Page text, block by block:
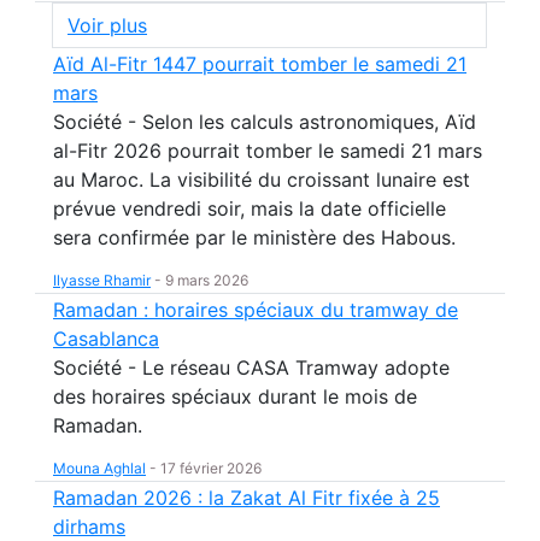
Voir plus
Aïd Al-Fitr 1447 pourrait tomber le samedi 21
mars
Société - Selon les calculs astronomiques, Aïd
al-Fitr 2026 pourrait tomber le samedi 21 mars
au Maroc. La visibilité du croissant lunaire est
prévue vendredi soir, mais la date officielle
sera confirmée par le ministère des Habous.
Ilyasse Rhamir- 9 mars 2026
Ramadan : horaires spéciaux du tramway de
Casablanca
Société - Le réseau CASA Tramway adopte
des horaires spéciaux durant le mois de
Ramadan.
Mouna Aghlal - 17 février 2026
Ramadan 2026 : la Zakat Al Fitr fixée à 25
dirhams